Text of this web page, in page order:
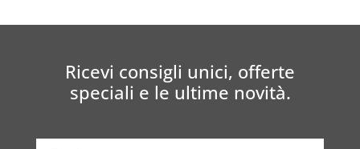
Ricevi consigli unici, offerte
speciali e le ultime novità.